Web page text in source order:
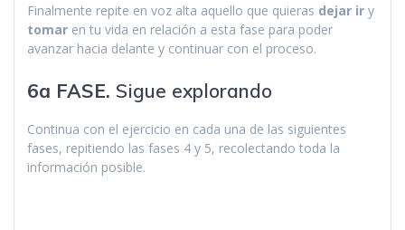
Finalmente repite en voz alta aquello que quieras dejar ir y
tomar en tu vida en relación a esta fase para poder
avanzar hacia delante y continuar con el proceso.
6a FASE. Sigue explorando
Continua con el ejercicio en cada una de las siguientes
fases, repitiendo las fases 4 y 5, recolectando toda la
información posible.